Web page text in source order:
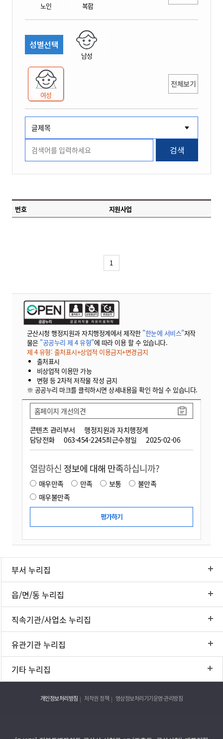
노인 복합
성별선택
남성
여성
전체보기
검색
번호 지원사업
1
군산시청 행정지원과 자치행정계에서 제작한 "한눈에 서비스"저작
물은 "공공누리 제 4 유형"에 따라 이용 할 수 있습니다.
제 4 유형: 출처표시+상업적 이용금지+변경금지
출처표시
비상업적 이용만 가능
변형 등 2차적 저작물 작성 금지
※ 공공누리 마크를 클릭하시면 상세내용을 확인 하실 수 있습니다.
콘텐츠 관리부서
행정지원과 자치행정계
담당전화
063-454-2245최근수정일 2025-02-06
홈페이지 개선의견
열람하신 정보에 대해 만족하십니까?
매우만족 만족 보통
불만족
매우불만족
부서 누리집
읍/면/동 누리집
직속기관/사업소 누리집
유관기관 누리집
기타 누리집
개인정보처리방침 저작권 정책 영상정보처리기기운영·관리방침